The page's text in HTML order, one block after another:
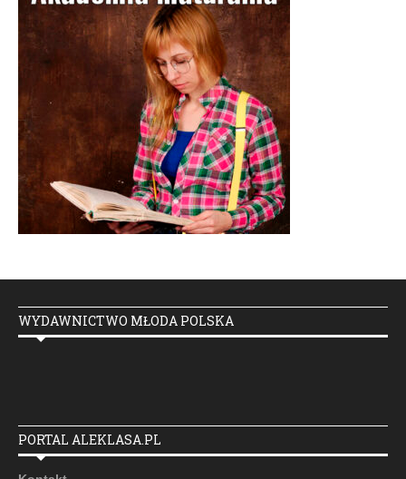
WYDAWNICTWO MŁODA POLSKA
PORTAL ALEKLASA.PL